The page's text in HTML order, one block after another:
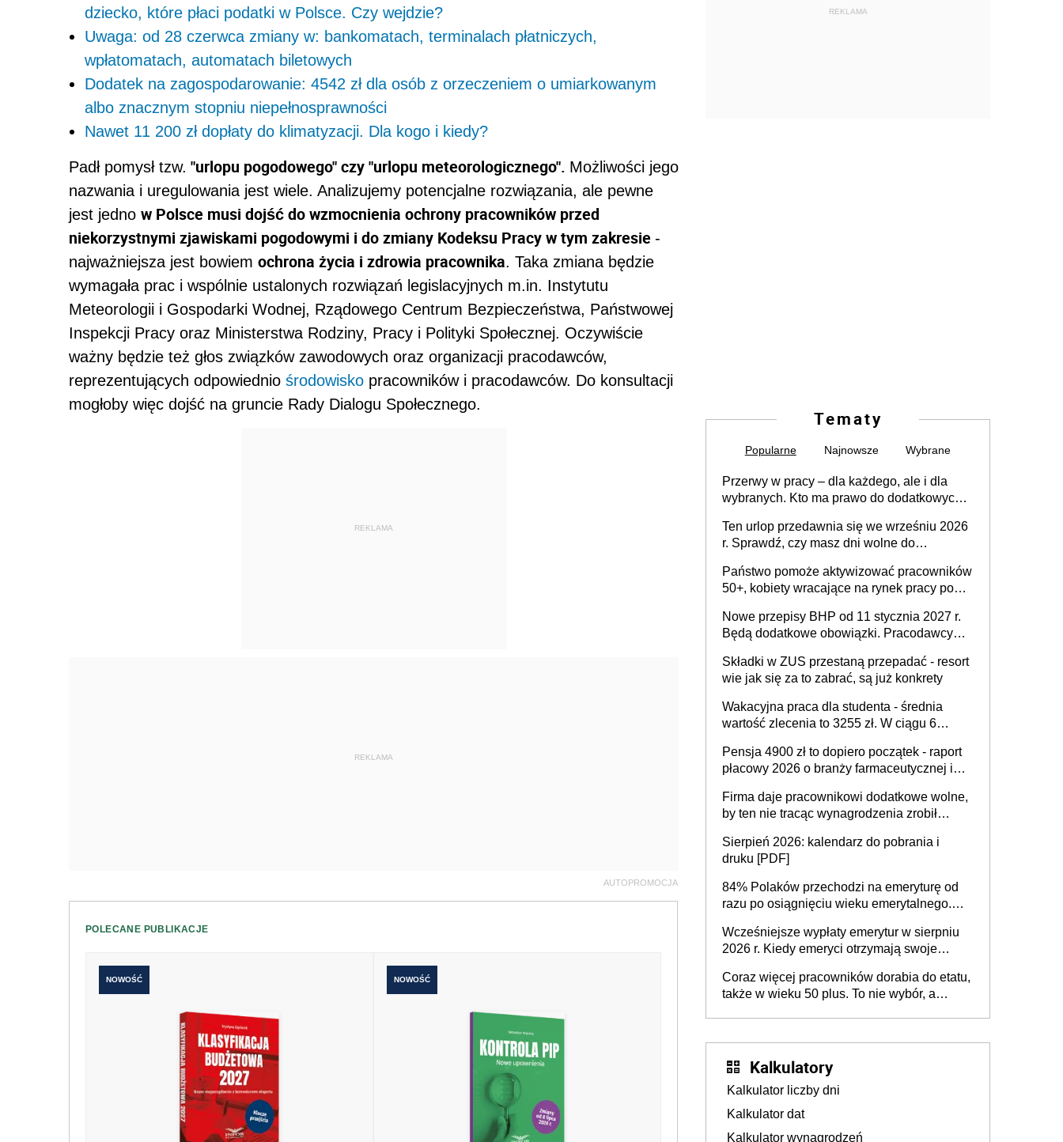
dziecko, które płaci podatki w Polsce. Czy wejdzie?
Uwaga: od 28 czerwca zmiany w: bankomatach, terminalach płatniczych,
wpłatomatach, automatach biletowych
Dodatek na zagospodarowanie: 4542 zł dla osób z orzeczeniem o umiarkowanym
albo znacznym stopniu niepełnosprawności
Nawet 11 200 zł dopłaty do klimatyzacji. Dla kogo i kiedy?
Padł pomysł tzw. "urlopu pogodowego" czy "urlopu meteorologicznego". Możliwości jego
nazwania i uregulowania jest wiele. Analizujemy potencjalne rozwiązania, ale pewne
jest jedno w Polsce musi dojść do wzmocnienia ochrony pracowników przed
niekorzystnymi zjawiskami pogodowymi i do zmiany Kodeksu Pracy w tym zakresie -
najważniejsza jest bowiem ochrona życia i zdrowia pracownika. Taka zmiana będzie
wymagała prac i wspólnie ustalonych rozwiązań legislacyjnych m.in. Instytutu
Meteorologii i Gospodarki Wodnej, Rządowego Centrum Bezpieczeństwa, Państwowej
Inspekcji Pracy oraz Ministerstwa Rodziny, Pracy i Polityki Społecznej. Oczywiście
ważny będzie też głos związków zawodowych oraz organizacji pracodawców,
reprezentujących odpowiednio środowisko pracowników i pracodawców. Do konsultacji
mogłoby więc dojść na gruncie Rady Dialogu Społecznego.
REKLAMA
REKLAMA
AUTOPROMOCJA
POLECANE PUBLIKACJE
NOWOŚĆ NOWOŚĆ
REKLAMA
Tematy
Popularne Najnowsze Wybrane
Przerwy w pracy – dla każdego, ale i dla
wybranych. Kto ma prawo do dodatkowych
Ten urlop przedawnia się we wrześniu 2026
r. Sprawdź, czy masz dni wolne do
Państwo pomoże aktywizować pracowników
50+, kobiety wracające na rynek pracy po
osoby neuroatypowe. Powstanie Fundusz
na rzecz Inkluzywności w Zatrudnianiu?
Nowe przepisy BHP od 11 stycznia 2027 r.
Będą dodatkowe obowiązki. Pracodawcy
Składki w ZUS przestaną przepadać - resort
wie jak się za to zabrać, są już konkrety
Wakacyjna praca dla studenta - średnia
wartość zlecenia to 3255 zł. W ciągu 6
ponad 10,7 tys. zł
Pensja 4900 zł to dopiero początek - raport
płacowy 2026 o branży farmaceutycznej i
Firma daje pracownikowi dodatkowe wolne,
by ten nie tracąc wynagrodzenia zrobił
sprawdza
Sierpień 2026: kalendarz do pobrania i
druku [PDF]
84% Polaków przechodzi na emeryturę od
razu po osiągnięciu wieku emerytalnego.
dłużej, ale czy jest w stanie? Pracownicy
45+ to siła napędowa gospodarki
Wcześniejsze wypłaty emerytur w sierpniu
2026 r. Kiedy emeryci otrzymają swoje
Coraz więcej pracowników dorabia do etatu,
także w wieku 50 plus. To nie wybór, a
Kalkulatory
Kalkulator liczby dni
Kalkulator dat
Kalkulator wynagrodzeń